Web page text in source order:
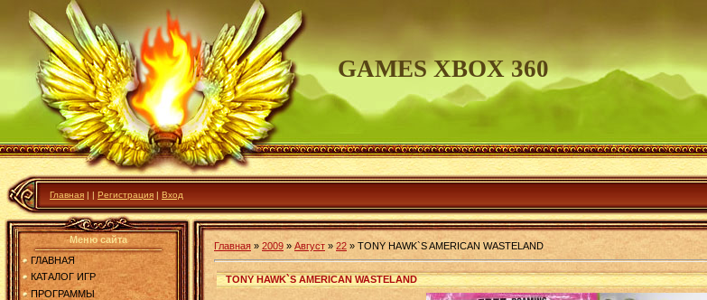
GAMES XBOX 360
Главная | | Регистрация | Вход
Меню сайта
ГЛАВНАЯ
КАТАЛОГ ИГР
ПРОГРАММЫ
Главная » 2009 » Август » 22 » TONY HAWK`S AMERICAN WASTELAND
TONY HAWK`S AMERICAN WASTELAND